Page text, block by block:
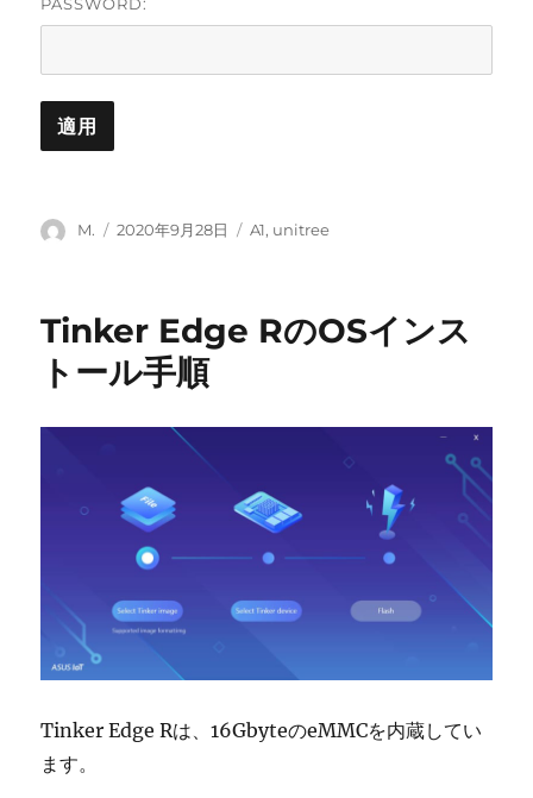
投
M.
投
2020年9月28日
カ
A1, unitree
Tinker Edge RのOSインス
トール手順
Tinker Edge Rは、16GbyteのeMMCを内蔵してい
ます。